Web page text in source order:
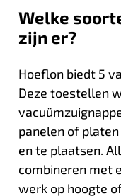
Welke
zijn er?
Hoeflon biedt 5
Deze toestellen
panelen of
en te plaatsen.
combineren met
werk op hoogte